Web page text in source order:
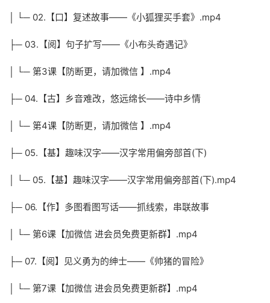
│ └─ 02.【口】复述故事——《小狐狸买手套》.mp4
├─ 03.【阅】句子扩写——《小布头奇遇记》
│ └─ 第3课【防断更，请加微信 】.mp4
├─ 04.【古】乡音难改，悠远绵长——诗中乡情
│ └─ 第4课【防断更，请加微信 】.mp4
├─ 05.【基】趣味汉字——汉字常用偏旁部首(下)
│ └─ 05.【基】趣味汉字——汉字常用偏旁部首(下).mp4
├─ 06.【作】多图看图写话——抓线索，串联故事
│ └─ 第6课【加微信 进会员免费更新群】.mp4
├─ 07.【阅】见义勇为的绅士——《帅猪的冒险》
│ └─ 第7课【加微信 进会员免费更新群】.mp4